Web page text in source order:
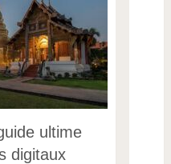
ultime
digitaux